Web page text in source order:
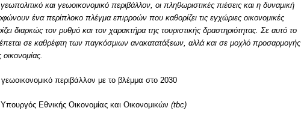
και γεωοικονομικό περιβάλλον, οι πληθωριστικές πιέσεις και η δυναμική
ένα περίπλοκο πλέγμα επιρροών που καθορίζει τις εγχώριες οικονομικές
διαρκώς τον ρυθμό και τον χαρακτήρα της τουριστικής δραστηριότητας. Σε αυτό το
σε καθρέφτη των παγκόσμιων ανακατατάξεων, αλλά και σε μοχλό προσαρμογής
περιβάλλον με το βλέμμα στο 2030
Υπουργός Εθνικής Οικονομίας και Οικονομικών (tbc)